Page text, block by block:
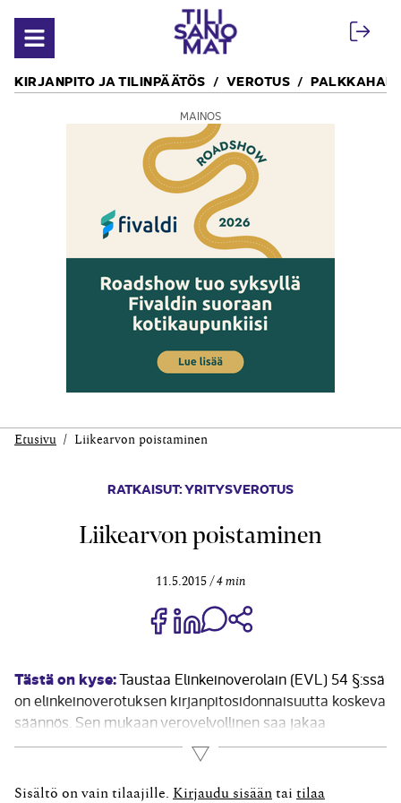
Avaa valikko
KIRJANPITO JA TILINPÄÄTÖS VEROTUS
MAINOS
Etusivu Liikearvon poistaminen
RATKAISUT: YRITYSVEROTUS
Liikearvon poistaminen
11.5.2015 4 min
Jaa Share on Facebook
Jaa Share on LinkedIn
Jaa WhatsApp-viestinä
Tästä on kyse:Taustaa Elinkeinoverolain (EVL) 54 §:ssä
on elinkeinoverotuksen kirjanpitosidonnaisuutta koskeva
säännös. Sen mukaan verovelvollinen saa jakaa
saamansa tuloerän usealle vuodelle sekä vähentää
vaihto- ja sijoitusomaisuuden hankintamenon ja
varaukset kuluina vain, mikäli vastaavat kirjaukset on
Lue lisää
Sisältö on vain tilaajille. Kirjaudu sisään tai tilaa